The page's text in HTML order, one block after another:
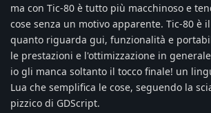
ma con Tic-80 è tutto più macchinoso e
cose senza un motivo apparente. Tic-80 è
quanto riguarda gui, funzionalità e
le prestazioni e l'ottimizzazione in
io gli manca soltanto il tocco finale! un
Lua che semplifica le cose, seguendo la
pizzico di GDScript.